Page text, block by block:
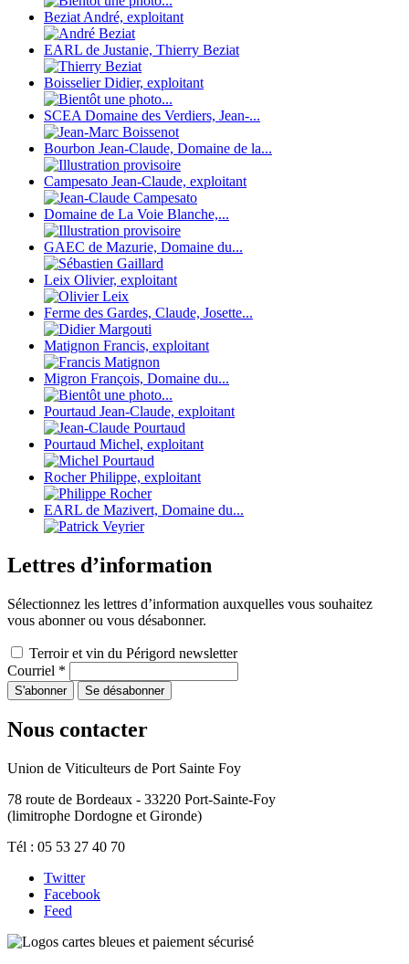
Beziat André, exploitant
EARL de Justanie, Thierry Beziat
Boisselier Didier, exploitant
SCEA Domaine des Verdiers, Jean-...
Bourbon Jean-Claude, Domaine de la...
Campesato Jean-Claude, exploitant
Domaine de La Voie Blanche,...
GAEC de Mazurie, Domaine du...
Leix Olivier, exploitant
Ferme des Gardes, Claude, Josette...
Matignon Francis, exploitant
Migron François, Domaine du...
Pourtaud Jean-Claude, exploitant
Pourtaud Michel, exploitant
Rocher Philippe, exploitant
EARL de Mazivert, Domaine du...
Lettres d’information
Sélectionnez les lettres d’information auxquelles vous souhaitez
vous abonner ou vous désabonner.
Terroir et vin du Périgord newsletter
Courriel *
Nous contacter
Union de Viticulteurs de Port Sainte Foy
78 route de Bordeaux - 33220 Port-Sainte-Foy
(limitrophe Dordogne et Gironde)
Tél : 05 53 27 40 70
Twitter
Facebook
Feed